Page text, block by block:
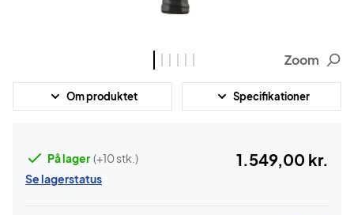
Zoom
Om produktet Specifikationer
På lager (+10 stk.)
Se lagerstatus
1.549,00 kr.